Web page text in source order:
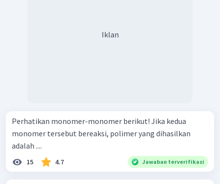
Iklan
Perhatikan monomer-monomer berikut! Jika kedua
monomer tersebut bereaksi, polimer yang dihasilkan
adalah ....
15 4.7 Jawaban terverifikasi